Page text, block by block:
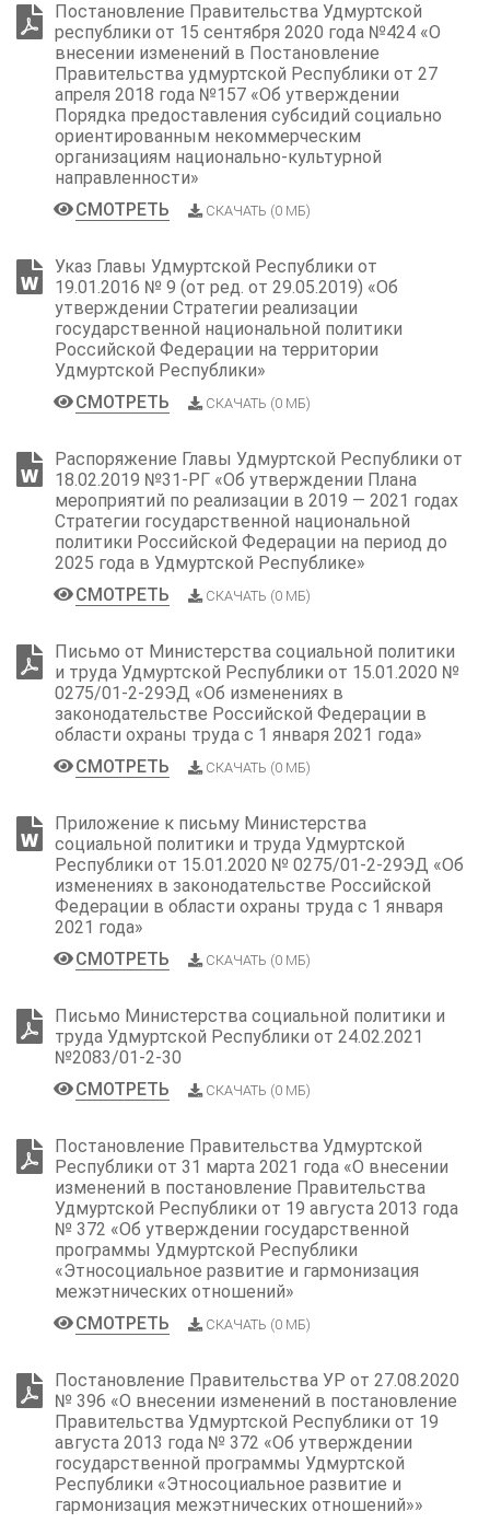
Постановление Правительства Удмуртской
республики от 15 сентября 2020 года №424 «О
внесении изменений в Постановление
Правительства удмуртской Республики от 27
апреля 2018 года №157 «Об утверждении
Порядка предоставления субсидий социально
ориентированным некоммерческим
организациям национально-культурной
направленности»
СМОТРЕТЬ
СКАЧАТЬ (0 МБ)
Указ Главы Удмуртской Республики от
19.01.2016 № 9 (от ред. от 29.05.2019) «Об
утверждении Стратегии реализации
государственной национальной политики
Российской Федерации на территории
Удмуртской Республики»
СМОТРЕТЬ
СКАЧАТЬ (0 МБ)
Распоряжение Главы Удмуртской Республики от
18.02.2019 №31-РГ «Об утверждении Плана
мероприятий по реализации в 2019 — 2021 годах
Стратегии государственной национальной
политики Российской Федерации на период до
2025 года в Удмуртской Республике»
СМОТРЕТЬ
СКАЧАТЬ (0 МБ)
Письмо от Министерства социальной политики
и труда Удмуртской Республики от 15.01.2020 №
0275/01-2-29ЭД «Об изменениях в
законодательстве Российской Федерации в
области охраны труда с 1 января 2021 года»
СМОТРЕТЬ
СКАЧАТЬ (0 МБ)
Приложение к письму Министерства
социальной политики и труда Удмуртской
Республики от 15.01.2020 № 0275/01-2-29ЭД «Об
изменениях в законодательстве Российской
Федерации в области охраны труда с 1 января
2021 года»
СМОТРЕТЬ
СКАЧАТЬ (0 МБ)
Письмо Министерства социальной политики и
труда Удмуртской Республики от 24.02.2021
№2083/01-2-30
СМОТРЕТЬ
СКАЧАТЬ (0 МБ)
Постановление Правительства Удмуртской
Республики от 31 марта 2021 года «О внесении
изменений в постановление Правительства
Удмуртской Республики от 19 августа 2013 года
№ 372 «Об утверждении государственной
программы Удмуртской Республики
«Этносоциальное развитие и гармонизация
межэтнических отношений»
СМОТРЕТЬ
СКАЧАТЬ (0 МБ)
Постановление Правительства УР от 27.08.2020
№ 396 «О внесении изменений в постановление
Правительства Удмуртской Республики от 19
августа 2013 года № 372 «Об утверждении
государственной программы Удмуртской
Республики «Этносоциальное развитие и
гармонизация межэтнических отношений»»